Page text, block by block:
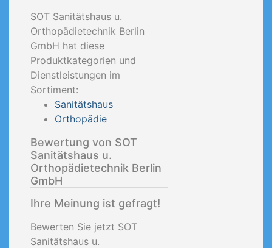
SOT Sanitätshaus u.
Orthopädietechnik Berlin
GmbH hat diese
Produktkategorien und
Dienstleistungen im
Sortiment:
Sanitätshaus
Orthopädie
Bewertung von SOT
Sanitätshaus u.
Orthopädietechnik Berlin
GmbH
Ihre Meinung ist gefragt!
Bewerten Sie jetzt SOT
Sanitätshaus u.